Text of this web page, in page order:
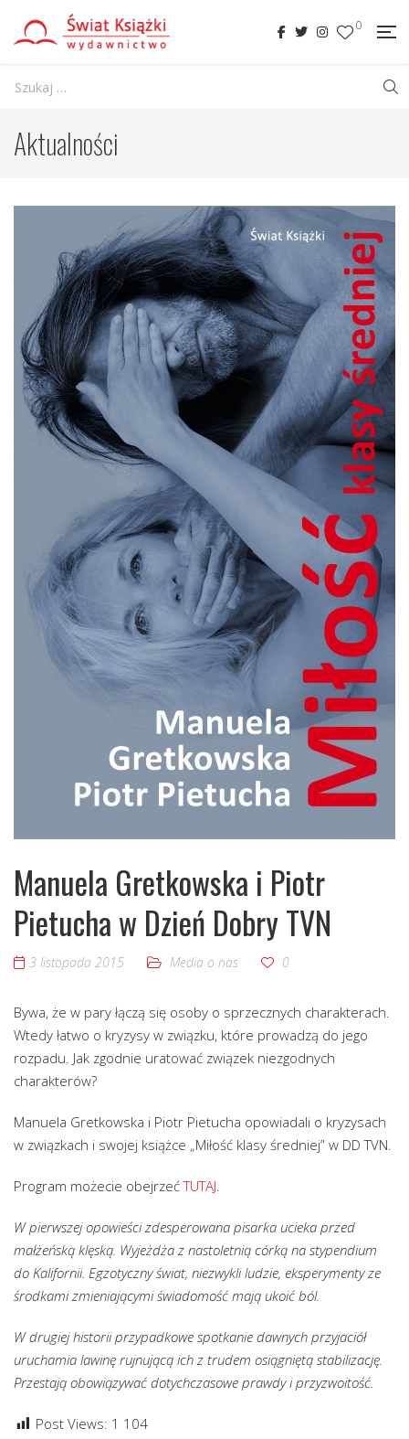
0
Aktualności
Manuela Gretkowska i Piotr
Pietucha w Dzień Dobry TVN
3 listopada 2015 Media o nas 0
Bywa, że w pary łączą się osoby o sprzecznych charakterach.
Wtedy łatwo o kryzysy w związku, które prowadzą do jego
rozpadu. Jak zgodnie uratować związek niezgodnych
charakterów?
Manuela Gretkowska i Piotr Pietucha opowiadali o kryzysach
w związkach i swojej książce „Miłość klasy średniej” w DD TVN.
Program możecie obejrzećTUTAJ.
W pierwszej opowieści zdesperowana pisarka ucieka przed
małżeńską klęską. Wyjeżdża z nastoletnią córką na stypendium
do Kalifornii. Egzotyczny świat, niezwykli ludzie, eksperymenty ze
środkami zmieniającymi świadomość mają ukoić ból.
W drugiej historii przypadkowe spotkanie dawnych przyjaciół
uruchamia lawinę rujnującą ich z trudem osiągniętą stabilizację.
Przestają obowiązywać dotychczasowe prawdy i przyzwoitość.
Post Views: 1 104